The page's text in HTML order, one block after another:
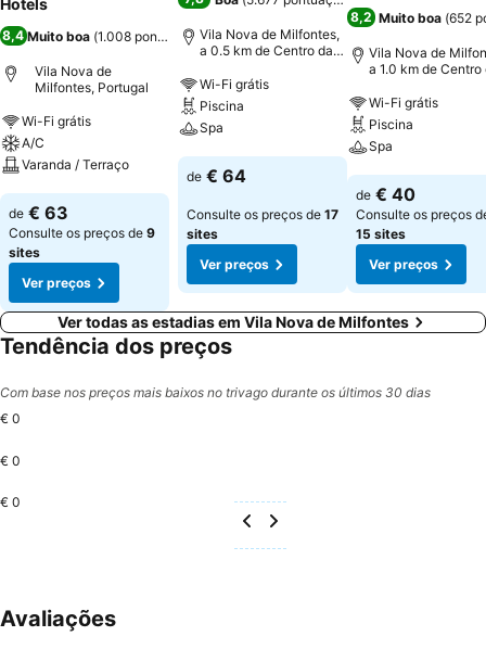
Hotels
8,4 Muito boa (1.008 pontuações)
Vila Nova de
Milfontes, Portugal
Wi-Fi grátis
A/C
Varanda / Terraço
Ver preços
de € 63
Consulte os preços de 9
sites
Ver preços
Vila Nova de Milfontes,
a 0.5 km de Centro da
Wi-Fi grátis
Piscina
Spa
Ver preços
de € 64
Consulte os preços de 17
sites
Ver preços
8,2 Muito boa (652
Vila Nova de
a 1.0 km de Centro
Wi-Fi grátis
Piscina
Spa
Ver preços
de € 40
Consulte os preços
15 sites
Ver preços
Ver todas as estadias em Vila Nova de Milfontes
Tendência dos preços
Com base nos preços mais baixos no trivago durante os últimos 30 dias
€ 0
€ 0
€ 0
Avaliações